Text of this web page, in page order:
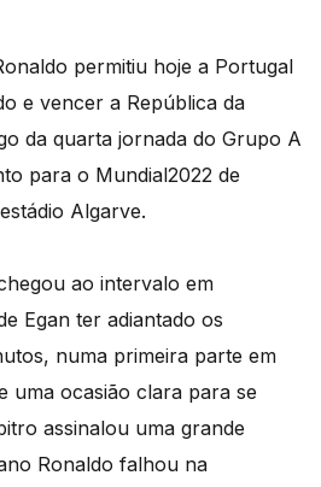
permitiu hoje a Portugal
e vencer a República da
da quarta jornada do Grupo A
para o Mundial2022 de
Algarve.
ao intervalo em
Egan ter adiantado os
numa primeira parte em
uma ocasião clara para se
assinalou uma grande
Ronaldo falhou na